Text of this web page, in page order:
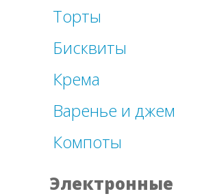
Торты
Бисквиты
Крема
Варенье и джем
Компоты
Электронные